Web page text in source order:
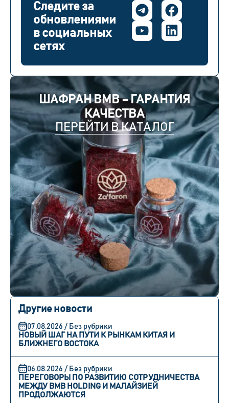
ШАФРАН BMB – ГАРАНТИЯ
КАЧЕСТВА
ПЕРЕЙТИ В КАТАЛОГ
Другие новости
07.08.2026 / Без рубрики
НОВЫЙ ШАГ НА ПУТИ К РЫНКАМ КИТАЯ И
БЛИЖНЕГО ВОСТОКА
06.08.2026 / Без рубрики
ПЕРЕГОВОРЫ ПО РАЗВИТИЮ СОТРУДНИЧЕСТВА
МЕЖДУ BMB HOLDING И МАЛАЙЗИЕЙ
ПРОДОЛЖАЮТСЯ
Следите за
обновлениями
в социальных
сетях